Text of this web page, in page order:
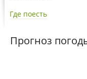
Где поесть
Прогноз